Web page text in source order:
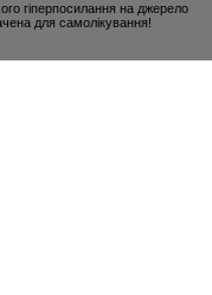
гіперпосилання на джерело
для самолікування!